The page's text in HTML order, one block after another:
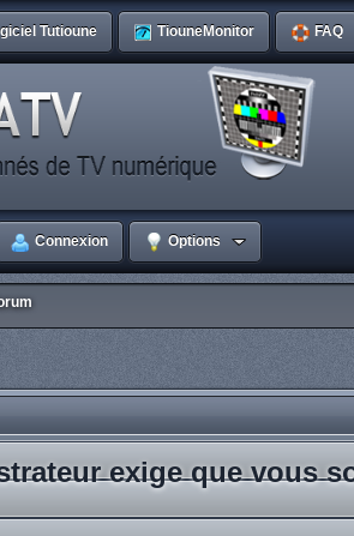
Tutioune TiouneMonitor FAQ
Connexion Options
exige que vous